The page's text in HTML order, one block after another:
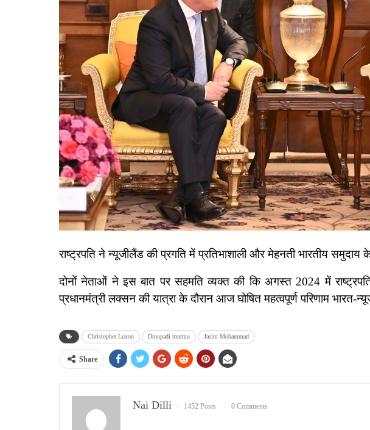
राष्ट्रपति ने न्यूजीलैंड की प्रगति में प्रतिभाशाली और मेहनती भारतीय समुदाय
दोनों नेताओं ने इस बात पर सहमति व्यक्त की कि अगस्त 2024 में
प्रधानमंत्री लक्सन की यात्रा के दौरान आज घोषित महत्वपूर्ण परिणाम भारत-
Christopher Luxon Droupadi murmu Jasim Mohammad
Share
Nai Dilli 1452 Posts 0 Comments